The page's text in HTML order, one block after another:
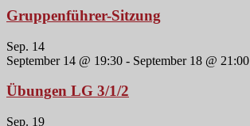
Gruppenführer-Sitzung
Sep. 14
September 14 @ 19:30 - September 18 @ 21:00
Übungen LG 3/1/2
Sep. 19